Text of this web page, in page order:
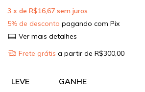
3 x de R$16,67 sem juros
5% de desconto pagando com Pix
Ver mais detalhes
Frete grátis a partir de R$300,00
LEVE GANHE